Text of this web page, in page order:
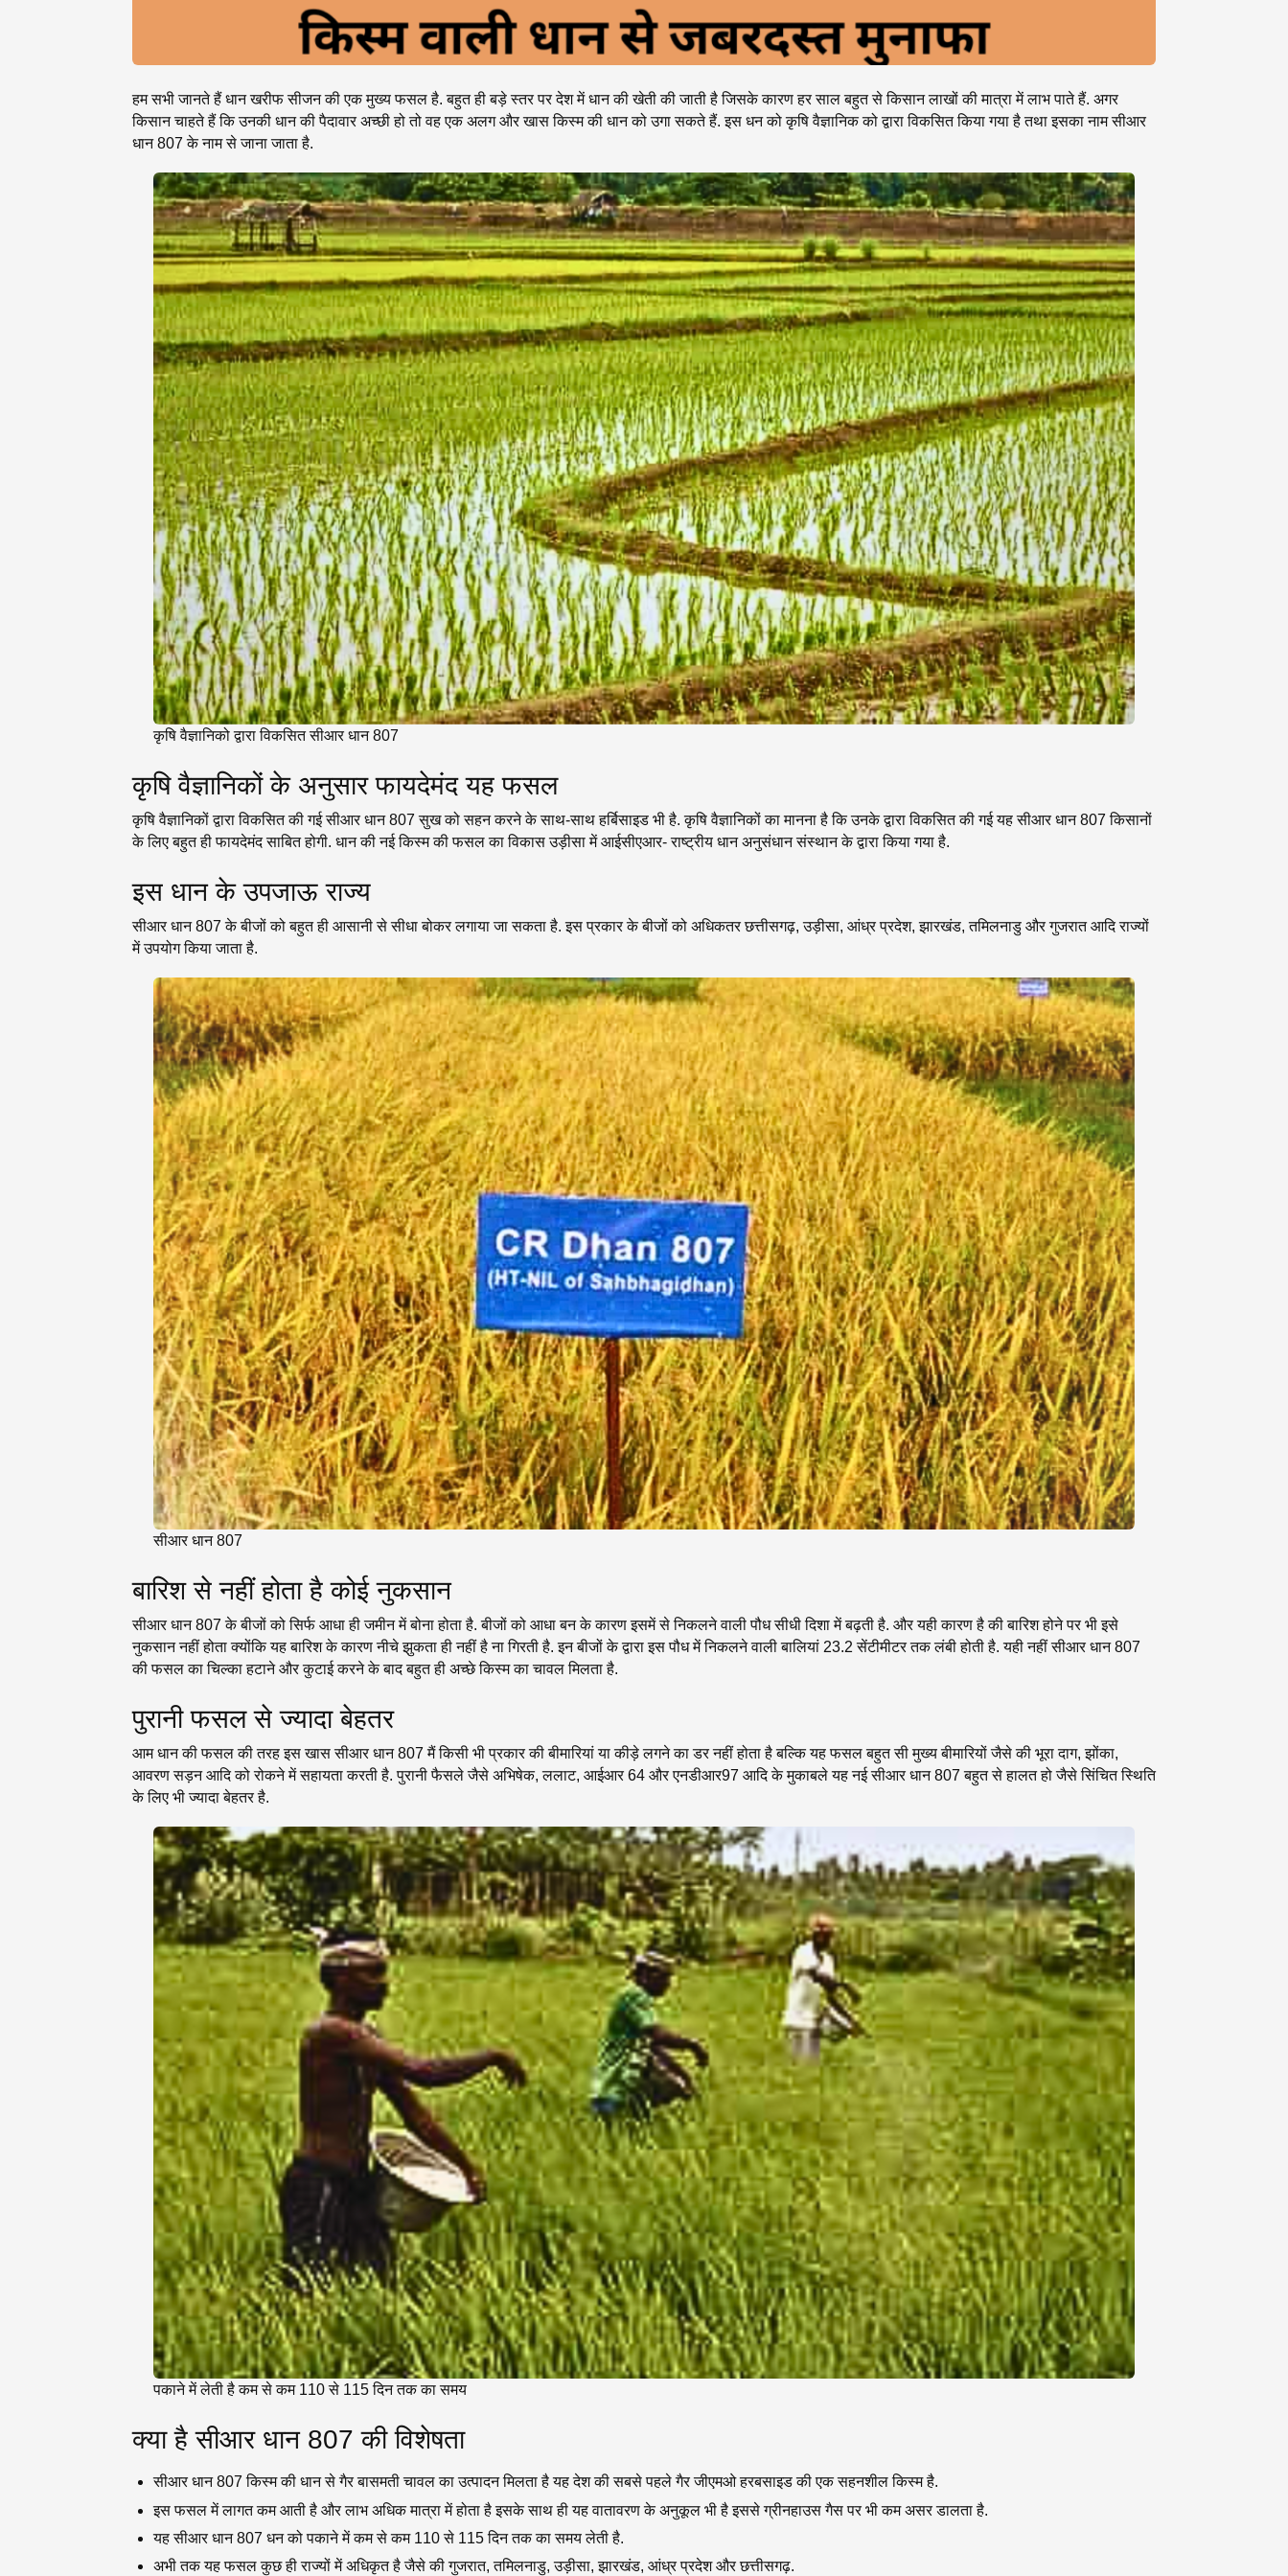
हम सभी जानते हैं धान खरीफ सीजन की एक मुख्य फसल है. बहुत ही बड़े स्तर पर देश में धान की खेती की जाती है जिसके कारण हर साल बहुत से किसान लाखों की मात्रा में लाभ पाते हैं. अगर
किसान चाहते हैं कि उनकी धान की पैदावार अच्छी हो तो वह एक अलग और खास किस्म की धान को उगा सकते हैं. इस धन को कृषि वैज्ञानिक को द्वारा विकसित किया गया है तथा इसका नाम सीआर
धान 807 के नाम से जाना जाता है.
कृषि वैज्ञानिको द्वारा विकसित सीआर धान 807
कृषि वैज्ञानिकों के अनुसार फायदेमंद यह फसल
कृषि वैज्ञानिकों द्वारा विकसित की गई सीआर धान 807 सुख को सहन करने के साथ-साथ हर्बिसाइड भी है. कृषि वैज्ञानिकों का मानना है कि उनके द्वारा विकसित की गई यह सीआर धान 807 किसानों
के लिए बहुत ही फायदेमंद साबित होगी. धान की नई किस्म की फसल का विकास उड़ीसा में आईसीएआर- राष्ट्रीय धान अनुसंधान संस्थान के द्वारा किया गया है.
इस धान के उपजाऊ राज्य
सीआर धान 807 के बीजों को बहुत ही आसानी से सीधा बोकर लगाया जा सकता है. इस प्रकार के बीजों को अधिकतर छत्तीसगढ़, उड़ीसा, आंध्र प्रदेश, झारखंड, तमिलनाडु और गुजरात आदि राज्यों
में उपयोग किया जाता है.
सीआर धान 807
बारिश से नहीं होता है कोई नुकसान
सीआर धान 807 के बीजों को सिर्फ आधा ही जमीन में बोना होता है. बीजों को आधा बन के कारण इसमें से निकलने वाली पौध सीधी दिशा में बढ़ती है. और यही कारण है की बारिश होने पर भी इसे
नुकसान नहीं होता क्योंकि यह बारिश के कारण नीचे झुकता ही नहीं है ना गिरती है. इन बीजों के द्वारा इस पौध में निकलने वाली बालियां 23.2 सेंटीमीटर तक लंबी होती है. यही नहीं सीआर धान 807
की फसल का चिल्का हटाने और कुटाई करने के बाद बहुत ही अच्छे किस्म का चावल मिलता है.
पुरानी फसल से ज्यादा बेहतर
आम धान की फसल की तरह इस खास सीआर धान 807 मैं किसी भी प्रकार की बीमारियां या कीड़े लगने का डर नहीं होता है बल्कि यह फसल बहुत सी मुख्य बीमारियों जैसे की भूरा दाग, झोंका,
आवरण सड़न आदि को रोकने में सहायता करती है. पुरानी फैसले जैसे अभिषेक, ललाट, आईआर 64 और एनडीआर97 आदि के मुकाबले यह नई सीआर धान 807 बहुत से हालत हो जैसे सिंचित स्थिति
के लिए भी ज्यादा बेहतर है.
पकाने में लेती है कम से कम 110 से 115 दिन तक का समय
क्या है सीआर धान 807 की विशेषता
सीआर धान 807 किस्म की धान से गैर बासमती चावल का उत्पादन मिलता है यह देश की सबसे पहले गैर जीएमओ हरबसाइड की एक सहनशील किस्म है.
इस फसल में लागत कम आती है और लाभ अधिक मात्रा में होता है इसके साथ ही यह वातावरण के अनुकूल भी है इससे ग्रीनहाउस गैस पर भी कम असर डालता है.
यह सीआर धान 807 धन को पकाने में कम से कम 110 से 115 दिन तक का समय लेती है.
अभी तक यह फसल कुछ ही राज्यों में अधिकृत है जैसे की गुजरात, तमिलनाडु, उड़ीसा, झारखंड, आंध्र प्रदेश और छत्तीसगढ़.